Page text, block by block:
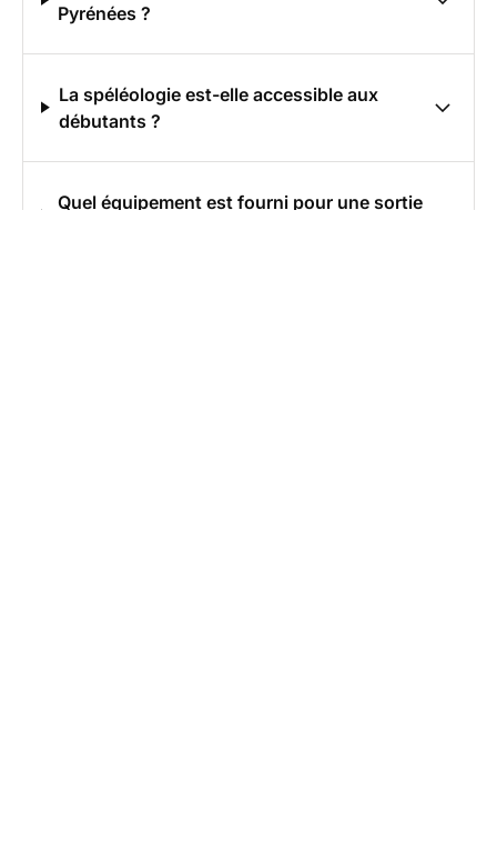
Pyrénées ?
La spéléologie est-elle accessible aux
débutants ?
Quel équipement est fourni pour une sortie